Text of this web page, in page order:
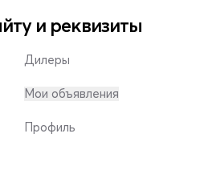
и реквизиты
Дилеры
Мои объявления
Профиль